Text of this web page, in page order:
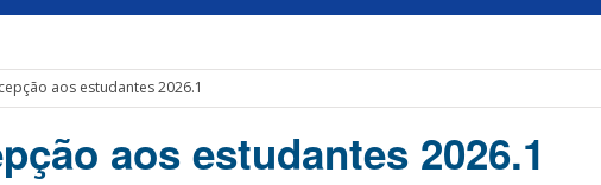
aos estudantes 2026.1
aos estudantes 2026.1